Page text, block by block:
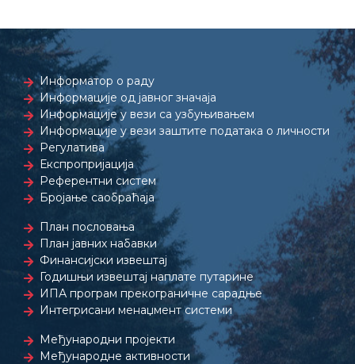
Информатор о раду
Информације од јавног значаја
Информације у вези са узбуњивањем
Информације у вези заштите података о личности
Регулатива
Експропријација
Референтни систем
Бројање саобраћаја
План пословања
План јавних набавки
Финансијски извештај
Годишњи извештај наплате путарине
ИПА програм прекограничне сарадње
Интегрисани менаџмент системи
Међународни пројекти
Међународне активности